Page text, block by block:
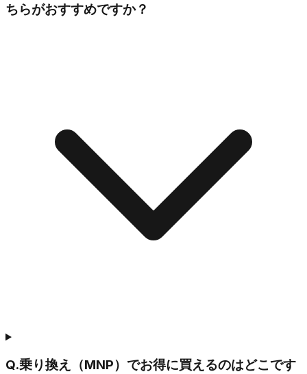
ちらがおすすめですか？
Q.乗り換え（MNP）でお得に買えるのはどこです